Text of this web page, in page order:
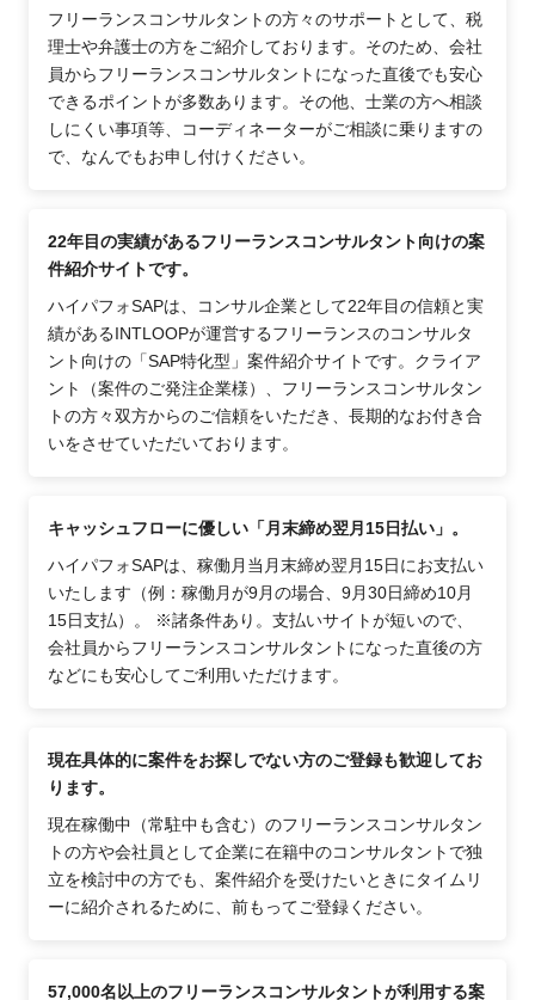
フリーランスコンサルタントの方々のサポートとして、税
理士や弁護士の方をご紹介しております。そのため、会社
員からフリーランスコンサルタントになった直後でも安心
できるポイントが多数あります。その他、士業の方へ相談
しにくい事項等、コーディネーターがご相談に乗りますの
で、なんでもお申し付けください。
22年目の実績があるフリーランスコンサルタント向けの案
件紹介サイトです。
ハイパフォSAPは、コンサル企業として22年目の信頼と実
績があるINTLOOPが運営するフリーランスのコンサルタ
ント向けの「SAP特化型」案件紹介サイトです。クライア
ント（案件のご発注企業様）、フリーランスコンサルタン
トの方々双方からのご信頼をいただき、長期的なお付き合
いをさせていただいております。
キャッシュフローに優しい「月末締め翌月15日払い」。
ハイパフォSAPは、稼働月当月末締め翌月15日にお支払い
いたします（例：稼働月が9月の場合、9月30日締め10月
15日支払）。 ※諸条件あり。支払いサイトが短いので、
会社員からフリーランスコンサルタントになった直後の方
などにも安心してご利用いただけます。
現在具体的に案件をお探しでない方のご登録も歓迎してお
ります。
現在稼働中（常駐中も含む）のフリーランスコンサルタン
トの方や会社員として企業に在籍中のコンサルタントで独
立を検討中の方でも、案件紹介を受けたいときにタイムリ
ーに紹介されるために、前もってご登録ください。
57,000名以上のフリーランスコンサルタントが利用する案